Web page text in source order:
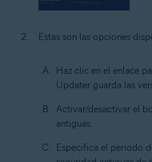
Estas son las opciones
Haz clic en el enlace
Updater guarda las
Activar/desactivar el
antiguas.
Especifica el periodo